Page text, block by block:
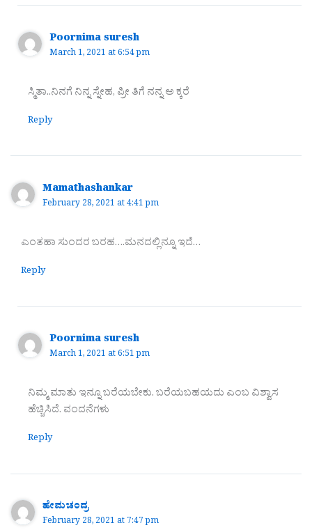
Poornima suresh
March 1, 2021 at 6:54 pm
ಸ್ಮಿತಾ..ನಿನಗೆ ನಿನ್ನ ಸ್ನೇಹ, ಪ್ರೀ ತಿಗೆ ನನ್ನ ಅ ಕ್ಕರೆ
Reply
Mamathashankar
February 28, 2021 at 4:41 pm
ಎಂತಹಾ ಸುಂದರ ಬರಹ….ಮನದಲ್ಲಿನ್ನೂ ಇದೆ…
Reply
Poornima suresh
March 1, 2021 at 6:51 pm
ನಿಮ್ಮ ಮಾತು ಇನ್ನೂ ಬರೆಯಬೇಕು. ಬರೆಯಬಹಯದು ಎಂಬ ವಿಶ್ವಾಸ
ಹೆಚ್ಚಿಸಿದೆ. ವಂದನೆಗಳು
Reply
ಹೇಮಚಂದ್ರ
February 28, 2021 at 7:47 pm